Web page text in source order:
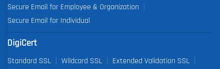
Secure Email for Employee & Organization
Secure Email for Individual
DigiCert
Standard SSL Wildcard SSL
Extended Validation SSL